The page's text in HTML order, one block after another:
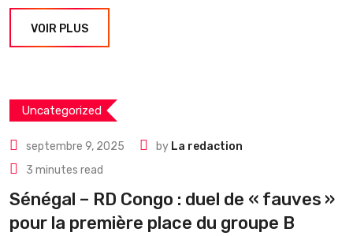
VOIR PLUS
Uncategorized
septembre 9, 2025 by La redaction
3 minutes read
Sénégal – RD Congo : duel de « fauves »
pour la première place du groupe B